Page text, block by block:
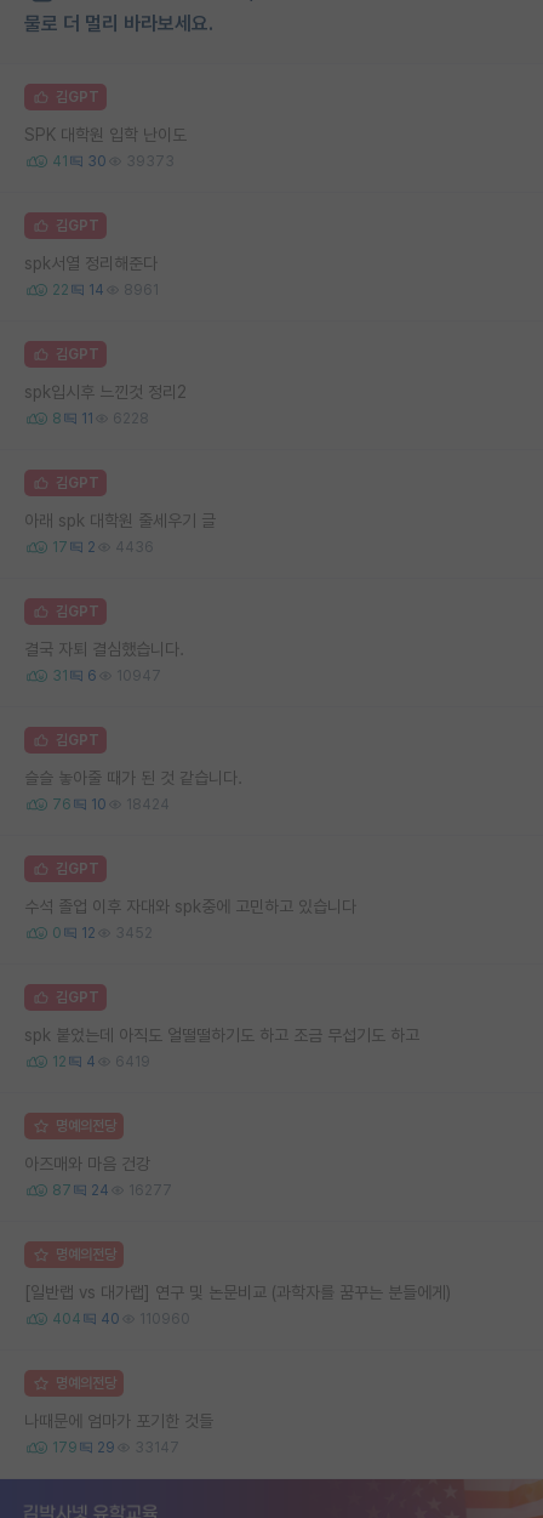
물로 더 멀리 바라보세요.
김GPT
SPK 대학원 입학 난이도
41 30 39373
김GPT
spk서열 정리해준다
22 14 8961
김GPT
spk입시후 느낀것 정리2
8 11 6228
김GPT
아래 spk 대학원 줄세우기 글
17 2 4436
김GPT
결국 자퇴 결심했습니다.
31 6 10947
김GPT
슬슬 놓아줄 때가 된 것 같습니다.
76 10 18424
김GPT
수석 졸업 이후 자대와 spk중에 고민하고 있습니다
0 12 3452
김GPT
spk 붙었는데 아직도 얼떨떨하기도 하고 조금 무섭기도 하고
12 4 6419
명예의전당
아즈매와 마음 건강
87 24 16277
명예의전당
[일반랩 vs 대가랩] 연구 및 논문비교 (과학자를 꿈꾸는 분들에게)
404 40 110960
명예의전당
나때문에 엄마가 포기한 것들
179 29 33147